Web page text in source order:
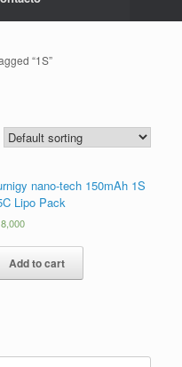
“1S”
nano-tech 150mAh 1S
Lipo Pack
Add to cart